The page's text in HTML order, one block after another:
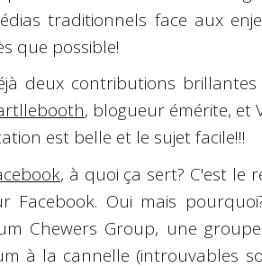
traditionnels face aux
que possible!
deux contributions
, blogueur émérite, et
est belle et le sujet facile!!!
, à quoi ça sert? C'est le
Facebook. Oui mais
Chewers Group, une
à la cannelle (introuvables